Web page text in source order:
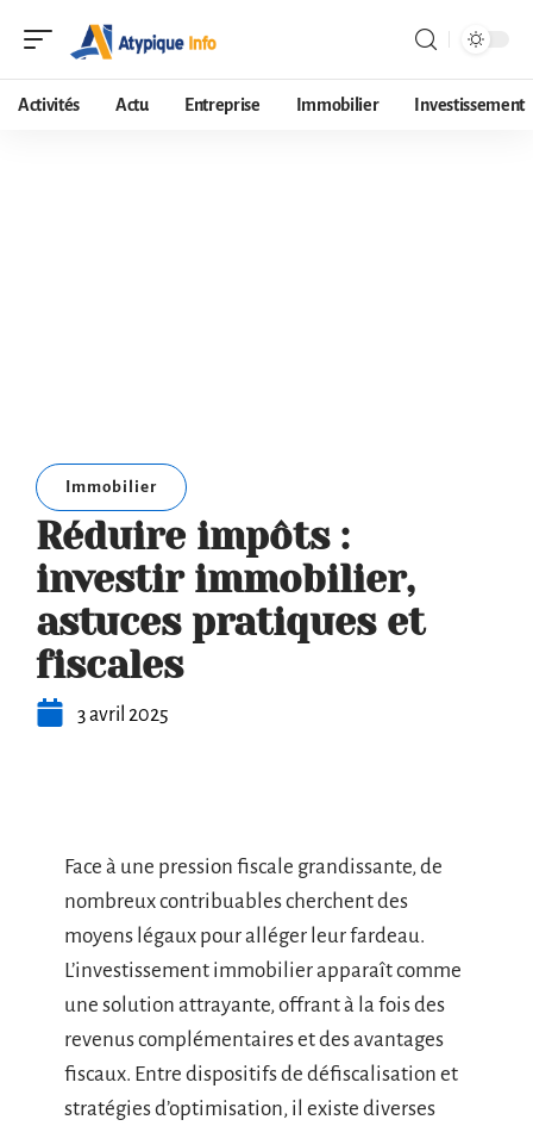
Activités Actu Entreprise Immobilier Investissement
Immobilier
Réduire impôts :
investir immobilier,
astuces pratiques et
fiscales
3 avril 2025
Face à une pression fiscale grandissante, de
nombreux contribuables cherchent des
moyens légaux pour alléger leur fardeau.
L’investissement immobilier apparaît comme
une solution attrayante, offrant à la fois des
revenus complémentaires et des avantages
fiscaux. Entre dispositifs de défiscalisation et
stratégies d’optimisation, il existe diverses